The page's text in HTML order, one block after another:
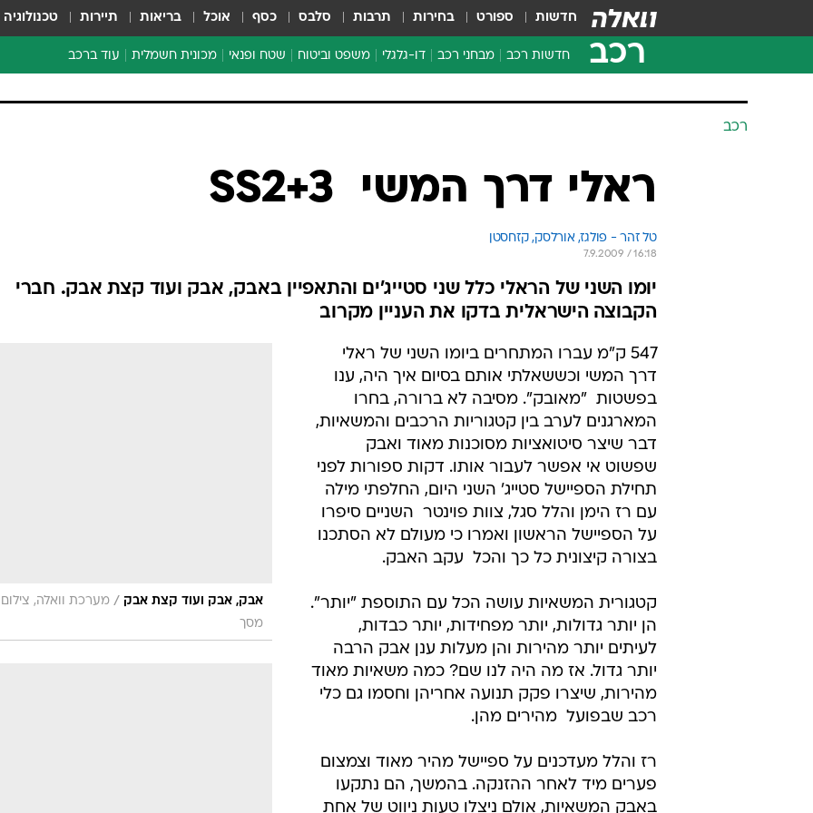
חדשות ספורט בחירות תרבות סלבס כסף אוכל בריאות תיירות טכנולוגיה
רכב חדשות רכב מבחני רכב דו-גלגלי משפט וביטוח שטח ופנאי מכונית חשמלית עוד ברכב
רכב
ראלי דרך המשי  SS2+3
טל זהר - פולגז, אורלסק, קזחסטן
7.9.2009 / 16:18
יומו השני של הראלי כלל שני סטייג'ים והתאפיין באבק, אבק ועוד קצת אבק. חברי
הקבוצה הישראלית בדקו את העניין מקרוב
אבק, אבק ועוד קצת אבק / מערכת וואלה, צילום
מסך
547 ק"מ עברו המתחרים ביומו השני של ראלי
דרך המשי וכששאלתי אותם בסיום איך היה, ענו
בפשטות  "מאובק". מסיבה לא ברורה, בחרו
המארגנים לערב בין קטגוריות הרכבים והמשאיות,
דבר שיצר סיטואציות מסוכנות מאוד ואבק
שפשוט אי אפשר לעבור אותו. דקות ספורות לפני
תחילת הספיישל סטייג' השני היום, החלפתי מילה
עם רז הימן והלל סגל, צוות פוינטר  השניים סיפרו
על הספיישל הראשון ואמרו כי מעולם לא הסתכנו
בצורה קיצונית כל כך והכל  עקב האבק.
קטגורית המשאיות עושה הכל עם התוספת "יותר".
הן יותר גדולות, יותר מפחידות, יותר כבדות,
לעיתים יותר מהירות והן מעלות ענן אבק הרבה
יותר גדול. אז מה היה לנו שם? כמה משאיות מאוד
מהירות, שיצרו פקק תנועה אחריהן וחסמו גם כלי
רכב שבפועל  מהירים מהן.
רז והלל מעדכנים על ספיישל מהיר מאוד וצמצום
פערים מיד לאחר ההזנקה. בהמשך, הם נתקעו
באבק המשאיות, אולם ניצלו טעות ניווט של אחת